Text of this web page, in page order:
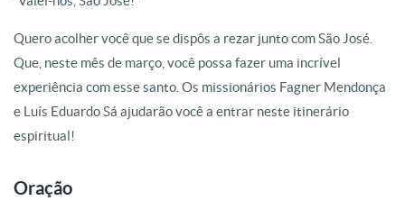
Quero acolher você que se dispôs a rezar junto com São José.
Que, neste mês de março, você possa fazer uma incrível
experiência com esse santo. Os missionários Fagner Mendonça
e Luís Eduardo Sá ajudarão você a entrar neste itinerário
espiritual!
Oração